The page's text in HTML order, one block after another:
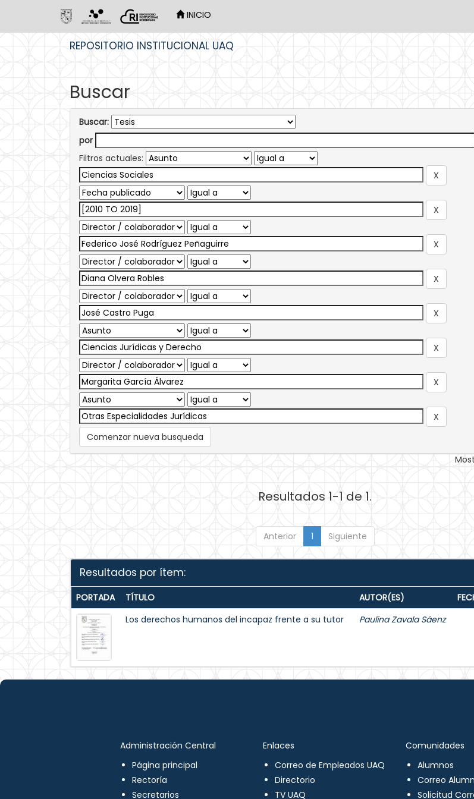
INICIO
REPOSITORIO INSTITUCIONAL UAQ
Buscar
Buscar:
por
Filtros actuales:
Comenzar nueva busqueda
Resultados 1-1 de 1.
Anterior 1 Siguiente
Resultados por ítem:
PORTADA TÍTULO AUTOR(ES)
Los derechos humanos del incapaz frente a su tutor
Paulina Zavala Sáenz
Administración Central
Página principal
Rectoría
Secretarios
Enlaces
Correo de Empleados UAQ
Directorio
TV UAQ
Comunidades
Alumnos
Correo
Solicitud